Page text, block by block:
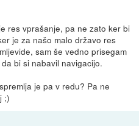
res vprašanje, pa ne zato ker bi
je za našo malo državo res
sam še vedno prisegam
bi si nabavil navigacijo.
je pa v redu? Pa ne
;)